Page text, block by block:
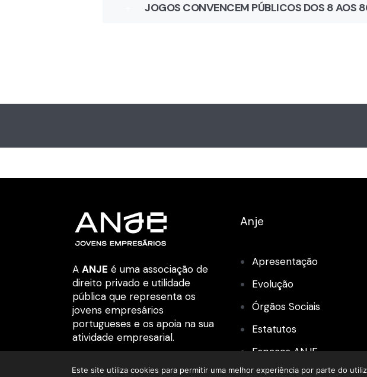
JOGOS CONVENCEM PÚBLICOS DOS 8 AOS
A ANJE é uma associação de
direito privado e utilidade
pública que representa os
jovens empresários
portugueses e os apoia na sua
atividade empresarial.
Anje
Apresentação
Evolução
Órgãos Sociais
Estatutos
Espaços ANJE
Este site utiliza cookies para permitir uma melhor experiência por parte do